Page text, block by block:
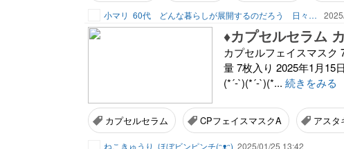
小マリ 60代 どんな暮らしが展開するのだろう 日々の生活を楽しむように歩みたい
カプセルフェイスマスク
量 7枚入り 2025年1月15
(*´-`)(*´-`)(*... 続きをみる
カプセルセラム CPフェイスマスクA アスタ
ねこきゅうり ほぼビンピンチ(ᵔᴥᵔ) 2025/01/25 13:42